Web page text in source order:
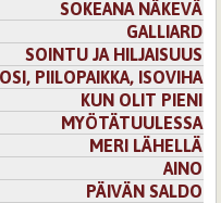
SOKEANA NÄKEVÄ
GALLIARD
SOINTU JA HILJAISUUS
PIILOPAIKKA, ISOVIHA
KUN OLIT PIENI
MYÖTÄTUULESSA
MERI LÄHELLÄ
AINO
PÄIVÄN SALDO